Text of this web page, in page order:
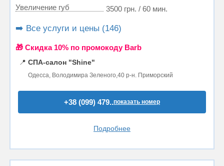
Увеличение губ
3500 грн. / 60 мин.
➡️ Все услуги и цены (146)
🎁 Cкидка 10% по промокоду Barb
📍 СПА-салон "Shine"
Одесса, Володимира Зеленого,40 р-н. Приморский
+38 (099) 479..показать номер
Подробнее